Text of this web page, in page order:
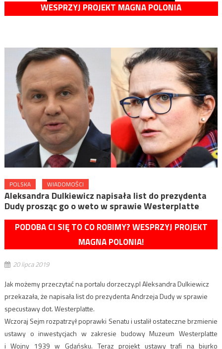
WESPRZYJ PROJEKT MAGNA POLONIA
POLSKA WIADOMOŚCI
Aleksandra Dulkiewicz napisała list do prezydenta
Dudy prosząc go o weto w sprawie Westerplatte
PODOBA CI SIĘ TO CO ROBIMY? WESPRZYJ PROJEKT
MAGNA POLONIA!
20 lipca 2019
Jak możemy przeczytać na portalu dorzeczy.pl Aleksandra Dulkiewicz
przekazała, że napisała list do prezydenta Andrzeja Dudy w sprawie
specustawy dot. Westerplatte.
Wczoraj Sejm rozpatrzył poprawki Senatu i ustalił ostateczne brzmienie
ustawy o inwestycjach w zakresie budowy Muzeum Westerplatte
i Wojny 1939 w Gdańsku. Teraz projekt ustawy trafi na biurko